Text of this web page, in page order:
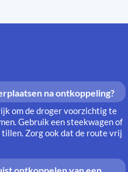
na ontkoppeling?
om de droger voorzichtig te
Gebruik een steekwagen of
Zorg ook dat de route vrij